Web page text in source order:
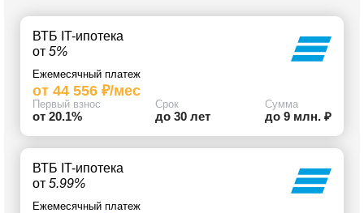
ВТБ IT-ипотека
от 5%
Ежемесячный платеж
от 44 556 ₽/мес
Первый взнос
от 20.1%
Срок
до 30 лет
Сумма
до 9 млн. ₽
ВТБ IT-ипотека
от 5.99%
Ежемесячный платеж